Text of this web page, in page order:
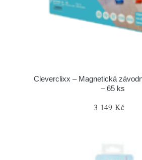
Cleverclixx – Magnetická
– 65 ks
3 149 Kč